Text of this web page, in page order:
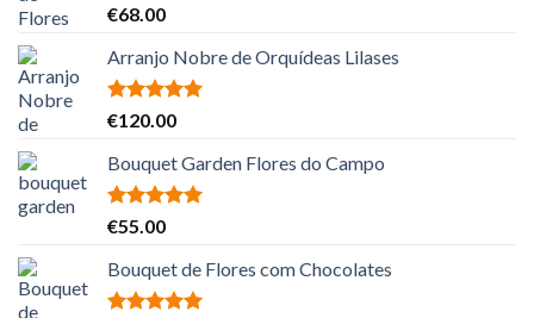
Avaliação
€68.00
Arranjo Nobre de Orquídeas Lilases
Avaliação
€120.00
Bouquet Garden Flores do Campo
Avaliação
€55.00
Bouquet de Flores com Chocolates